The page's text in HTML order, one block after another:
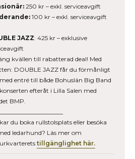
250 kr – exkl. serviceavgift
100 kr – exkl. serviceavgift
JAZZ: 425 kr – exklusive
kvällen till rabatterad deal! Med
DOUBLE JAZZ får du förmånligt
entré till både Bohuslän Big Band
efteråt i Lilla Salen med
BMP.
du boka rullstolsplats eller besöka
ledarhund? Läs mer om
tillgänglighet här.